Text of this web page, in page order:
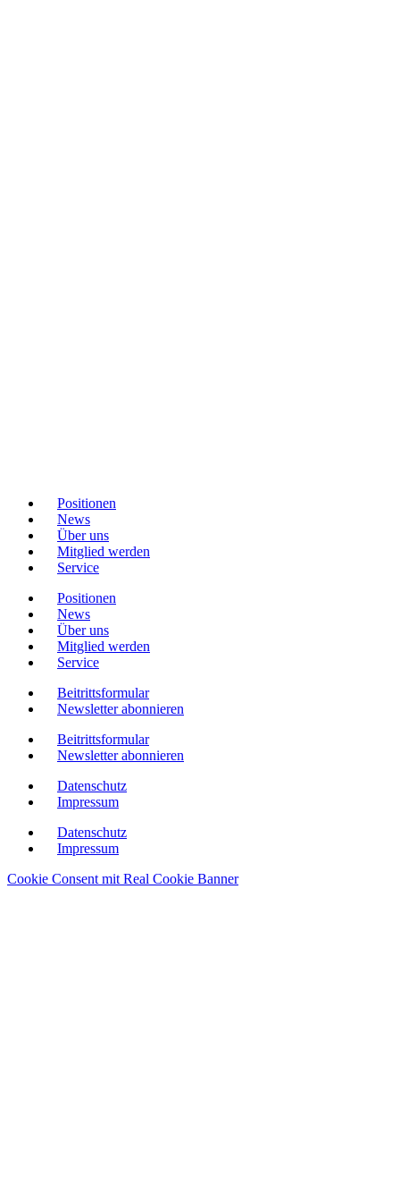
Positionen
News
Über uns
Mitglied werden
Service
Positionen
News
Über uns
Mitglied werden
Service
Beitrittsformular
Newsletter abonnieren
Beitrittsformular
Newsletter abonnieren
Datenschutz
Impressum
Datenschutz
Impressum
Cookie Consent mit Real Cookie Banner